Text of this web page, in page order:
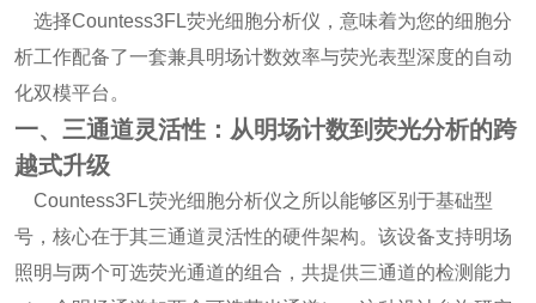
选择Countess3FL荧光细胞分析仪，意味着为您的细胞分
析工作配备了一套兼具明场计数效率与荧光表型深度的自动
化双模平台。
一、三通道灵活性：从明场计数到荧光分析的跨
越式升级
Countess3FL荧光细胞分析仪之所以能够区别于基础型
号，核心在于其三通道灵活性的硬件架构。该设备支持明场
照明与两个可选荧光通道的组合，共提供三通道的检测能力